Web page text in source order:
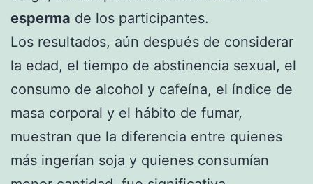
esperma de los participantes.
Los resultados, aún después de considerar
la edad, el tiempo de abstinencia sexual, el
consumo de alcohol y cafeína, el índice de
masa corporal y el hábito de fumar,
muestran que la diferencia entre quienes
más ingerían soja y quienes consumían